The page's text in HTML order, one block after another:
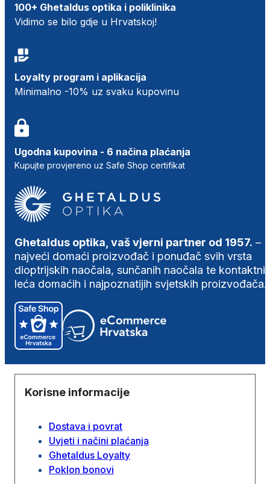
100+ Ghetaldus optika i poliklinika
Vidimo se bilo gdje u Hrvatskoj!
Loyalty program i aplikacija
Minimalno -10% uz svaku kupovinu
Ugodna kupovina - 6 načina plaćanja
Kupujte provjereno uz Safe Shop certifikat
Ghetaldus optika, vaš vjerni partner od 1957. –
najveći domaći proizvođač i ponuđač svih vrsta
dioptrijskih naočala, sunčanih naočala te
leća domaćih i najpoznatijih svjetskih proizvođača.
Korisne informacije
Dostava i povrat
Uvjeti i načini plaćanja
Ghetaldus Loyalty
Poklon bonovi